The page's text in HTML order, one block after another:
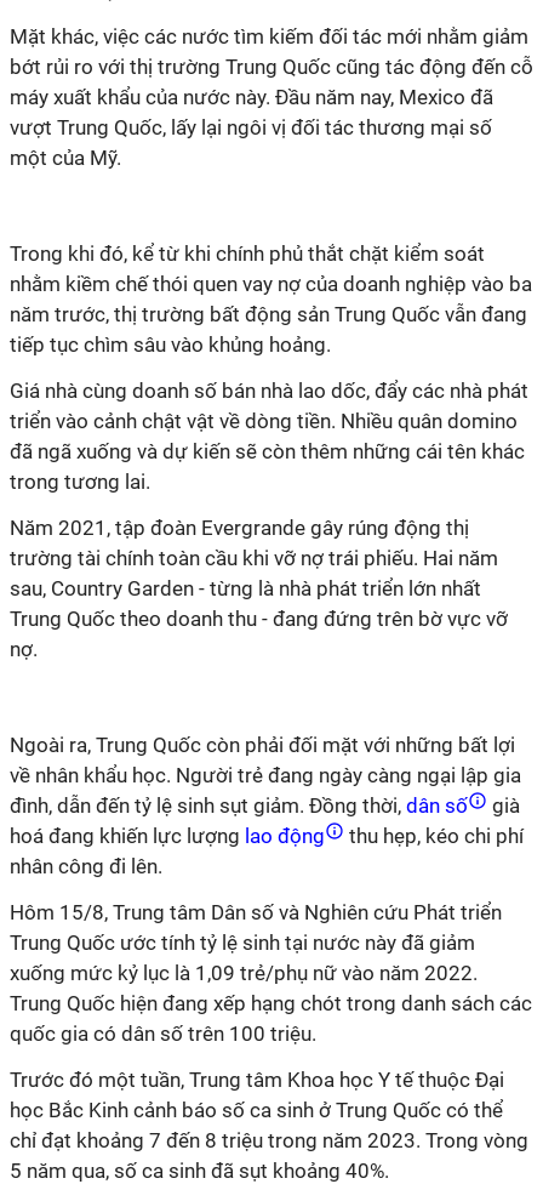
Mặt khác, việc các nước tìm kiếm đối tác mới nhằm giảm
bớt rủi ro với thị trường Trung Quốc cũng tác động đến cỗ
máy xuất khẩu của nước này. Đầu năm nay, Mexico đã
vượt Trung Quốc, lấy lại ngôi vị đối tác thương mại số
một của Mỹ.
Trong khi đó, kể từ khi chính phủ thắt chặt kiểm soát
nhằm kiềm chế thói quen vay nợ của doanh nghiệp vào ba
năm trước, thị trường bất động sản Trung Quốc vẫn đang
tiếp tục chìm sâu vào khủng hoảng.
Giá nhà cùng doanh số bán nhà lao dốc, đẩy các nhà phát
triển vào cảnh chật vật về dòng tiền. Nhiều quân domino
đã ngã xuống và dự kiến sẽ còn thêm những cái tên khác
trong tương lai.
Năm 2021, tập đoàn Evergrande gây rúng động thị
trường tài chính toàn cầu khi vỡ nợ trái phiếu. Hai năm
sau, Country Garden - từng là nhà phát triển lớn nhất
Trung Quốc theo doanh thu - đang đứng trên bờ vực vỡ
nợ.
Ngoài ra, Trung Quốc còn phải đối mặt với những bất lợi
về nhân khẩu học. Người trẻ đang ngày càng ngại lập gia
đình, dẫn đến tỷ lệ sinh sụt giảm. Đồng thời, dân số
già
hoá đang khiến lực lượng lao động
thu hẹp, kéo chi phí
nhân công đi lên.
Hôm 15/8, Trung tâm Dân số và Nghiên cứu Phát triển
Trung Quốc ước tính tỷ lệ sinh tại nước này đã giảm
xuống mức kỷ lục là 1,09 trẻ/phụ nữ vào năm 2022.
Trung Quốc hiện đang xếp hạng chót trong danh sách các
quốc gia có dân số trên 100 triệu.
Trước đó một tuần, Trung tâm Khoa học Y tế thuộc Đại
học Bắc Kinh cảnh báo số ca sinh ở Trung Quốc có thể
chỉ đạt khoảng 7 đến 8 triệu trong năm 2023. Trong vòng
5 năm qua, số ca sinh đã sụt khoảng 40%.